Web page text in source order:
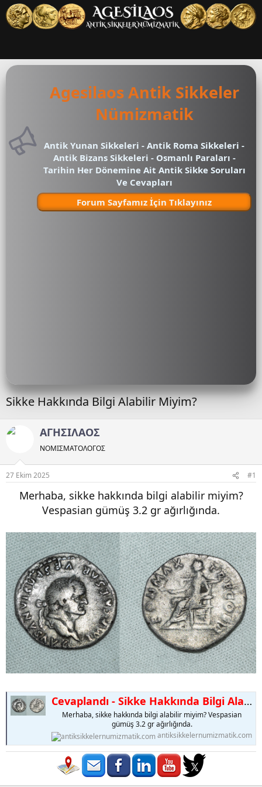
Agesilaos Antik Sikkeler
Nümizmatik
Antik Yunan Sikkeleri - Antik Roma Sikkeleri -
Antik Bizans Sikkeleri - Osmanlı Paraları -
Tarihin Her Dönemine Ait Antik Sikke Soruları
Ve Cevapları
Forum Sayfamız İçin Tıklayınız
Sikke Hakkında Bilgi Alabilir Miyim?
ΑΓΗΣΙΛΑΟΣ
ΝΟΜΙΣΜΑΤΟΛOΓΟΣ
27 Ekim 2025 #1
Merhaba, sikke hakkında bilgi alabilir miyim?
Vespasian gümüş 3.2 gr ağırlığında.
Cevaplandı - Sikke Hakkında Bilgi Alabilir Miyim?
Merhaba, sikke hakkında bilgi alabilir miyim? Vespasian
gümüş 3.2 gr ağırlığında.
antiksikkelernumizmatik.com